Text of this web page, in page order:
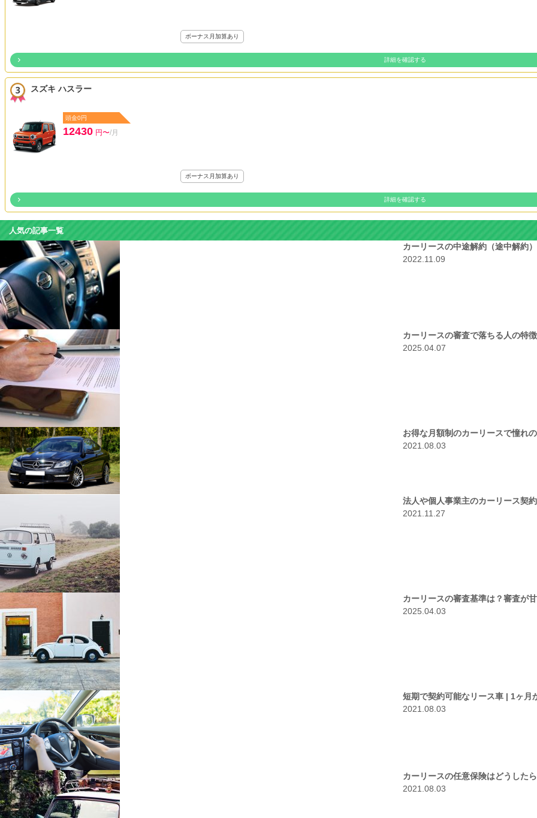
ボーナス月加算あり
詳細を確認する
スズキ ハスラー
頭金0円
12430 円〜/月
ボーナス月加算あり
詳細を確認する
人気の記事一覧
カーリースの中途解約（途中解約
2022.11.09
カーリースの審査で落ちる人の特
2025.04.07
お得な月額制のカーリースで憧れ
2021.08.03
法人や個人事業主のカーリース契
2021.11.27
カーリースの審査基準は？審査が
2025.04.03
短期で契約可能なリース車 | 1ヶ月
2021.08.03
カーリースの任意保険はどうした
2021.08.03